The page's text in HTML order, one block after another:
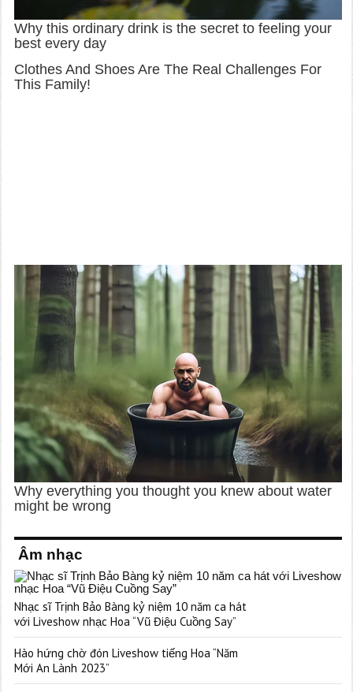
Âm nhạc
Nhạc sĩ Trịnh Bảo Bàng kỷ niệm 10 năm ca hát
với Liveshow nhạc Hoa “Vũ Điệu Cuồng Say”
Hào hứng chờ đón Liveshow tiếng Hoa “Năm
Mới An Lành 2023”